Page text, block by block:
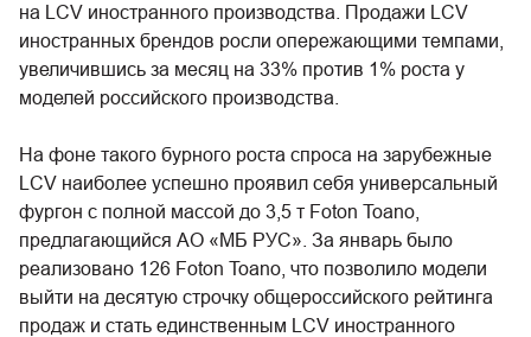
на LCV иностранного производства. Продажи LCV
иностранных брендов росли опережающими темпами,
увеличившись за месяц на 33% против 1% роста у
моделей российского производства.
На фоне такого бурного роста спроса на зарубежные
LCV наиболее успешно проявил себя универсальный
фургон с полной массой до 3,5 т Foton Toano,
предлагающийся АО «МБ РУС». За январь было
реализовано 126 Foton Toano, что позволило модели
выйти на десятую строчку общероссийского рейтинга
продаж и стать единственным LCV иностранного